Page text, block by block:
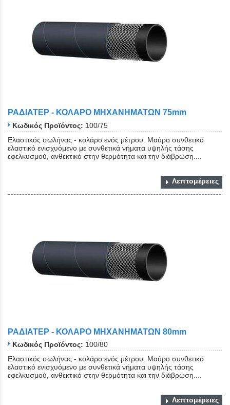
ΡΑΔΙΑΤΕΡ - ΚΟΛΑΡΟ ΜΗΧΑΝΗΜΑΤΩΝ 75mm
Κωδικός Προϊόντος: 100/75
Ελαστικός σωλήνας - κολάρο ενός μέτρου. Μαύρο συνθετικό
ελαστικό ενισχυόμενο με συνθετικά νήματα υψηλής τάσης
εφελκυσμού, ανθεκτικό στην θερμότητα και την διάβρωση....
Λεπτομέρειες
ΡΑΔΙΑΤΕΡ - ΚΟΛΑΡΟ ΜΗΧΑΝΗΜΑΤΩΝ 80mm
Κωδικός Προϊόντος: 100/80
Ελαστικός σωλήνας - κολάρο ενός μέτρου. Μαύρο συνθετικό
ελαστικό ενισχυόμενο με συνθετικά νήματα υψηλής τάσης
εφελκυσμού, ανθεκτικό στην θερμότητα και την διάβρωση....
Λεπτομέρειες